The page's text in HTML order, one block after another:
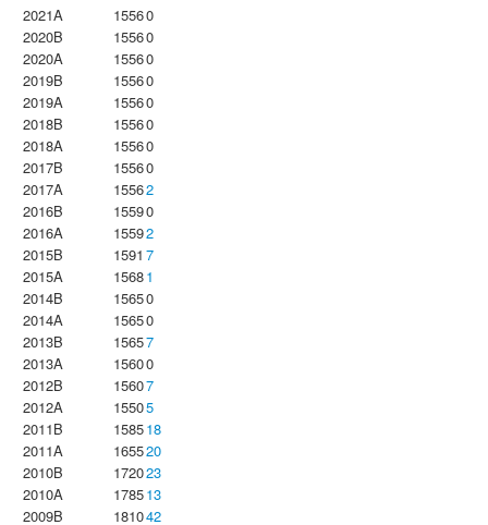
2021A
15560
2020B
15560
2020A
15560
2019B
15560
2019A
15560
2018B
15560
2018A
15560
2017B
15560
2017A
15562
2016B
15590
2016A
15592
2015B
1591 7
2015A
15681
2014B
15650
2014A
15650
2013B
15657
2013A
15600
2012B
15607
2012A
15505
2011B
158518
2011A
165520
2010B
172023
2010A
178513
2009B
181042